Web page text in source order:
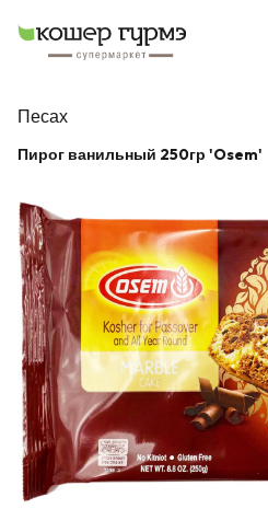
Песах
Пирог ванильный 250гр 'Osem'